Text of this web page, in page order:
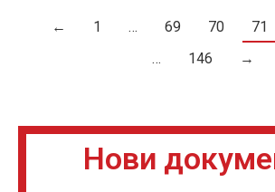
← 1 … 69 70 71
…
146 →
Нови